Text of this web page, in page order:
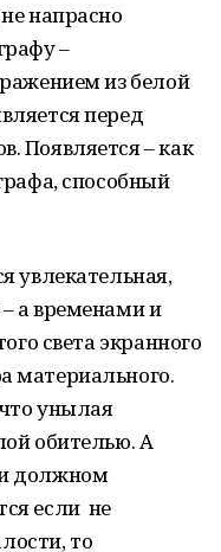
напрасно
–
из белой
перед
Появляется – как
способный
увлекательная,
а временами и
света экранного
материального.
унылая
обителью. А
должном
если не
то